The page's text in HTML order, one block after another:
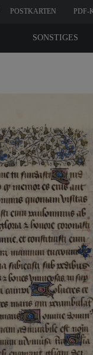
POSTKARTEN PDF-
SONSTIGES